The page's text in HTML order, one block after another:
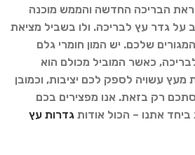
הבריכה החדשה והממש מוכנה
על גדר עץ לבריכה. ולו בשביל מציאת
שלכם. יש המון חומרי גלם
כאשר המוביל מכולם הוא
מעץ עשויה לספק לכם יציבות, וכמובן
רק בזאת. אנו מפצירים בכם
אתנו – הכול אודות גדרות עץ